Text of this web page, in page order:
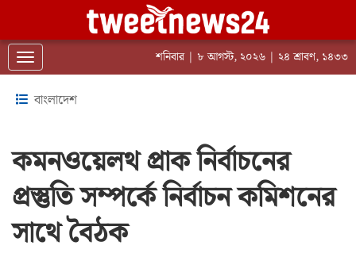
Toggle navigation শনিবার | ৮ আগস্ট, ২০২৬ | ২৪ শ্রাবণ, ১৪৩৩
বাংলাদেশ
কমনওয়েলথ প্রাক নির্বাচনের
প্রস্তুতি সম্পর্কে নির্বাচন কমিশনের
সাথে বৈঠক